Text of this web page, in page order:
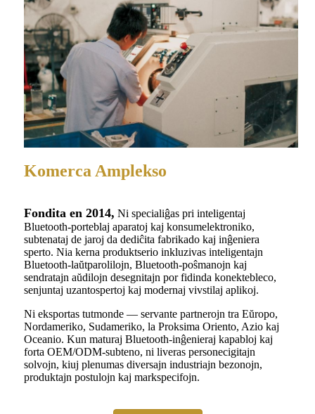
Komerca Amplekso
Fondita en 2014, Ni specialiĝas pri inteligentaj
Bluetooth-porteblaj aparatoj kaj konsumelektroniko,
subtenataj de jaroj da dediĉita fabrikado kaj inĝeniera
sperto. Nia kerna produktserio inkluzivas inteligentajn
Bluetooth-laŭtparolilojn, Bluetooth-poŝmanojn kaj
sendratajn aŭdilojn desegnitajn por fidinda konektebleco,
senjuntaj uzantospertoj kaj modernaj vivstilaj aplikoj.
Ni eksportas tutmonde — servante partnerojn tra Eŭropo,
Nordameriko, Sudameriko, la Proksima Oriento, Azio kaj
Oceanio. Kun maturaj Bluetooth-inĝenieraj kapabloj kaj
forta OEM/ODM-subteno, ni liveras personecigitajn
solvojn, kiuj plenumas diversajn industriajn bezonojn,
produktajn postulojn kaj markspecifojn.